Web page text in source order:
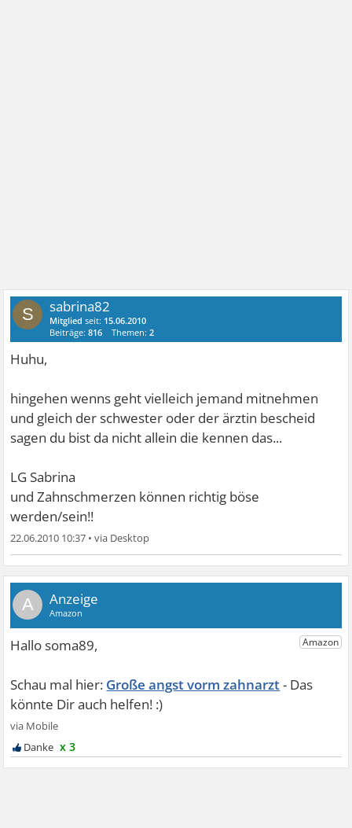
S sabrina82
Mitglied seit: 15.06.2010
Beiträge:816 Themen:2
Huhu,
hingehen wenns geht vielleich jemand mitnehmen
und gleich der schwester oder der ärztin bescheid
sagen du bist da nicht allein die kennen das...
LG Sabrina
und Zahnschmerzen können richtig böse
werden/sein!!
22.06.2010 10:37 •
A
Große angst vorm zahnarzt
x 3